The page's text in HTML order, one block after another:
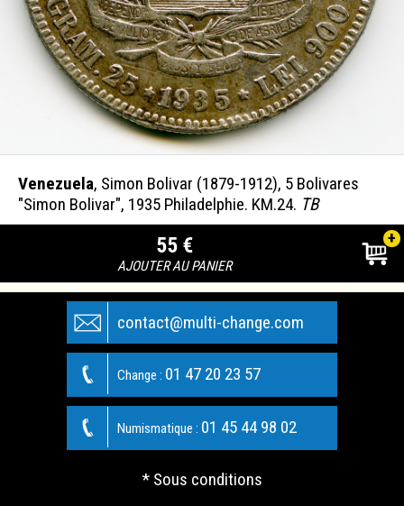
Venezuela, Simon Bolivar (1879-1912), 5 Bolivares
"Simon Bolivar", 1935 Philadelphie. KM.24. TB
55 €
AJOUTER AU PANIER
+
contact@multi-change.com
Change : 01 47 20 23 57
Numismatique : 01 45 44 98 02
* Sous conditions